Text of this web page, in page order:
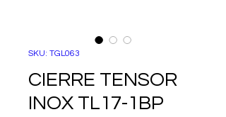
SKU: TGL063
CIERRE TENSOR
INOX TL17-1BP